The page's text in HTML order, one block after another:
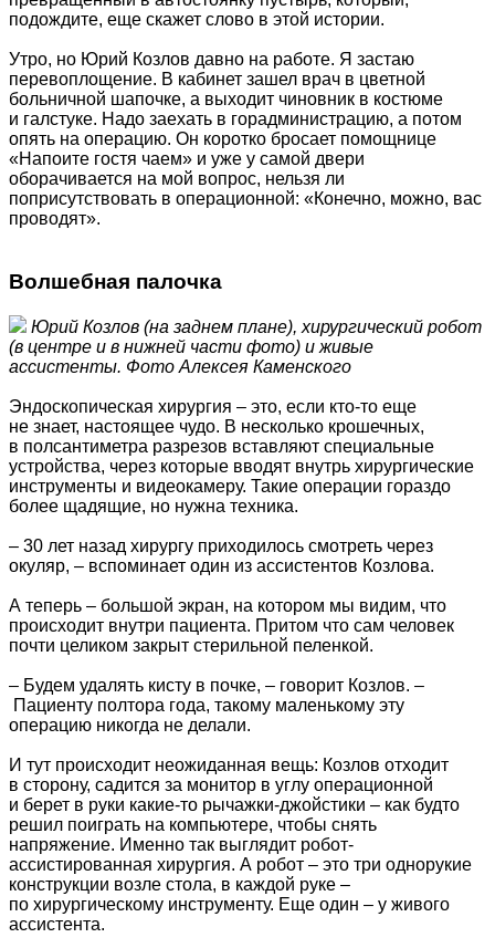
подождите, еще скажет слово в этой истории.
Утро, но Юрий Козлов давно на работе. Я застаю
перевоплощение. В кабинет зашел врач в цветной
больничной шапочке, а выходит чиновник в костюме
и галстуке. Надо заехать в горадминистрацию, а потом
опять на операцию. Он коротко бросает помощнице
«Напоите гостя чаем» и уже у самой двери
оборачивается на мой вопрос, нельзя ли
поприсутствовать в операционной: «Конечно, можно, вас
проводят».
Волшебная палочка
Юрий Козлов (на заднем плане), хирургический робот
(в центре и в нижней части фото) и живые
ассистенты. Фото Алексея Каменского
Эндоскопическая хирургия – это, если кто-то еще
не знает, настоящее чудо. В несколько крошечных,
в полсантиметра разрезов вставляют специальные
устройства, через которые вводят внутрь хирургические
инструменты и видеокамеру. Такие операции гораздо
более щадящие, но нужна техника.
– 30 лет назад хирургу приходилось смотреть через
окуляр, – вспоминает один из ассистентов Козлова.
А теперь – большой экран, на котором мы видим, что
происходит внутри пациента. Притом что сам человек
почти целиком закрыт стерильной пеленкой.
– Будем удалять кисту в почке, – говорит Козлов. –
Пациенту полтора года, такому маленькому эту
операцию никогда не делали.
И тут происходит неожиданная вещь: Козлов отходит
в сторону, садится за монитор в углу операционной
и берет в руки какие-то рычажки-джойстики – как будто
решил поиграть на компьютере, чтобы снять
напряжение. Именно так выглядит робот-
ассистированная хирургия. А робот – это три однорукие
конструкции возле стола, в каждой руке –
по хирургическому инструменту. Еще один – у живого
ассистента.